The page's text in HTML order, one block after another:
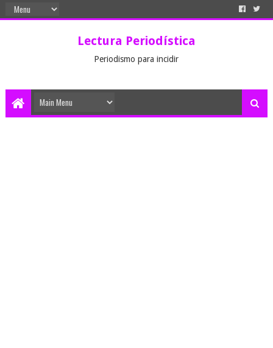
Lectura Periodística
Periodismo para incidir